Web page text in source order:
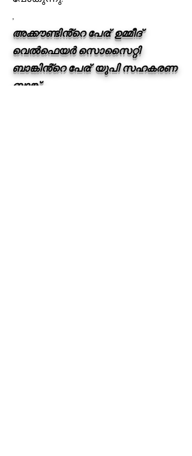
,
അക്കൗണ്ടിൻ്റെ പേര്: ഉമ്മീദ്
വെൽഫെയർ സൊസൈറ്റി
ബാങ്കിൻ്റെ പേര്: യുപി സഹകരണ
ബാങ്ക്